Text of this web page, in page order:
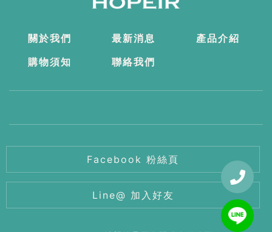
關於我們 最新消息
產品介紹
購物須知
聯絡我們
Facebook 粉絲頁
Line@ 加入好友